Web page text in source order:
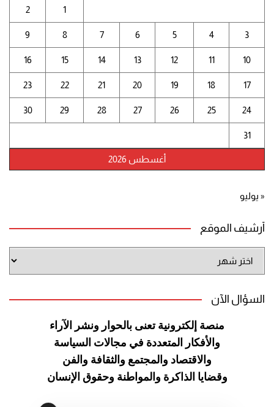
أغسطس 2026
1
2
3
4
5
6
7
8
9
10
11
12
13
14
15
16
17
18
19
20
21
22
23
24
25
26
27
28
29
30
31
« يوليو
أرشيف الموقع
الموقع
السؤال الآن
منصة إلكترونية تعنى بالحوار ونشر الآراء
والأفكار المتعددة في مجالات السياسة
والاقتصاد والمجتمع والثقافة والفن
وقضايا الذاكرة والمواطنة وحقوق الإنسان